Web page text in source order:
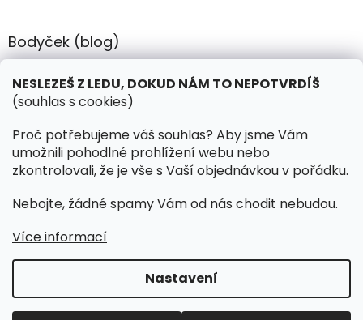
NESLEZEŠ Z LEDU, DOKUD NÁM TO NEPOTVRDÍŠ
(souhlas s cookies)
Proč potřebujeme váš souhlas? Aby jsme Vám
umožnili pohodlné prohlížení webu nebo
zkontrolovali, že je vše s Vaší objednávkou v pořádku.
Nebojte, žádné spamy Vám od nás chodit nebudou.
Více informací
Nastavení
Bodyček (blog)
BIOSTEEL - Kdy je vhodné pít protein?
Kontakt
objednavky @hokejnet.cz
hokejnetcz
Vytvořil Shoptet